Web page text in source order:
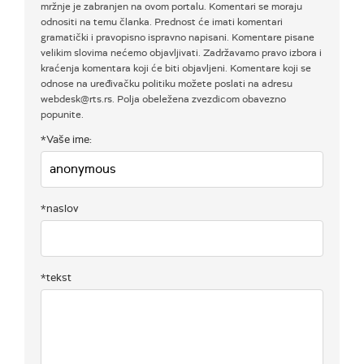
mržnje je zabranjen na ovom portalu. Komentari se moraju
odnositi na temu članka. Prednost će imati komentari
gramatički i pravopisno ispravno napisani. Komentare pisane
velikim slovima nećemo objavljivati. Zadržavamo pravo izbora i
kraćenja komentara koji će biti objavljeni. Komentare koji se
odnose na uređivačku politiku možete poslati na adresu
webdesk@rts.rs. Polja obeležena zvezdicom obavezno
popunite.
*Vaše ime:
*naslov
*tekst